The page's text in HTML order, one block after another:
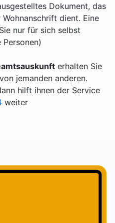
Dokument, das
dient. Eine
nur für sich selbst
erhalten Sie
jemanden anderen.
hilft ihnen der Service
weiter